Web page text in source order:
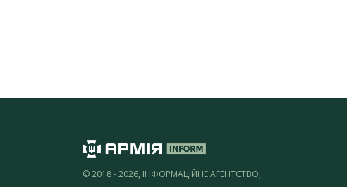
© 2018 - 2026, ІНФОРМАЦІЙНЕ АГЕНТСТВО,